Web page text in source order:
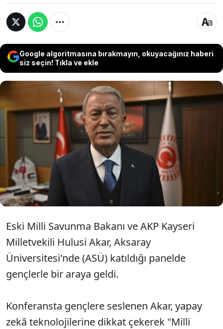
Google algoritmasına bırakmayın, okuyacağınız haberi
siz seçin! Tıkla ve ekle
Eski Milli Savunma Bakanı ve AKP Milletvekili
Hulusi Akar, Aksaray Üniversitesi'nde katıldığı
panelde öğrencilere seslendi. Akar'ın gençlere
verdiği “Yarından itibaren işi gücü, okulu bırakıp
annenize babanıza söyleyin ya da söylemeyin,
Çin'e gidin. Çin teknolojide çok ilerledi. Orada 3-5
sene kalın” ifadeleri sosyal medyada tepki topladı.
Eski Milli Savunma Bakanı ve AKP Kayseri
Milletvekili Hulusi Akar, Aksaray
Üniversitesi'nde (ASÜ) katıldığı panelde
gençlerle bir araya geldi.
Konferansta gençlere seslenen Akar, yapay
zekâ teknolojilerine dikkat çekerek "Milli